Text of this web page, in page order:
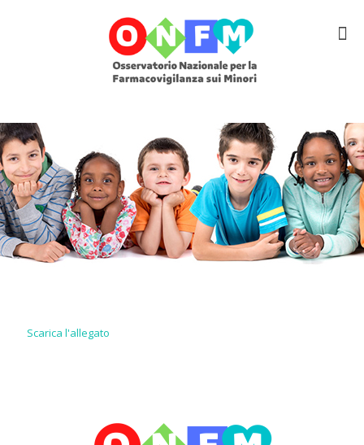
Scarica l'allegato